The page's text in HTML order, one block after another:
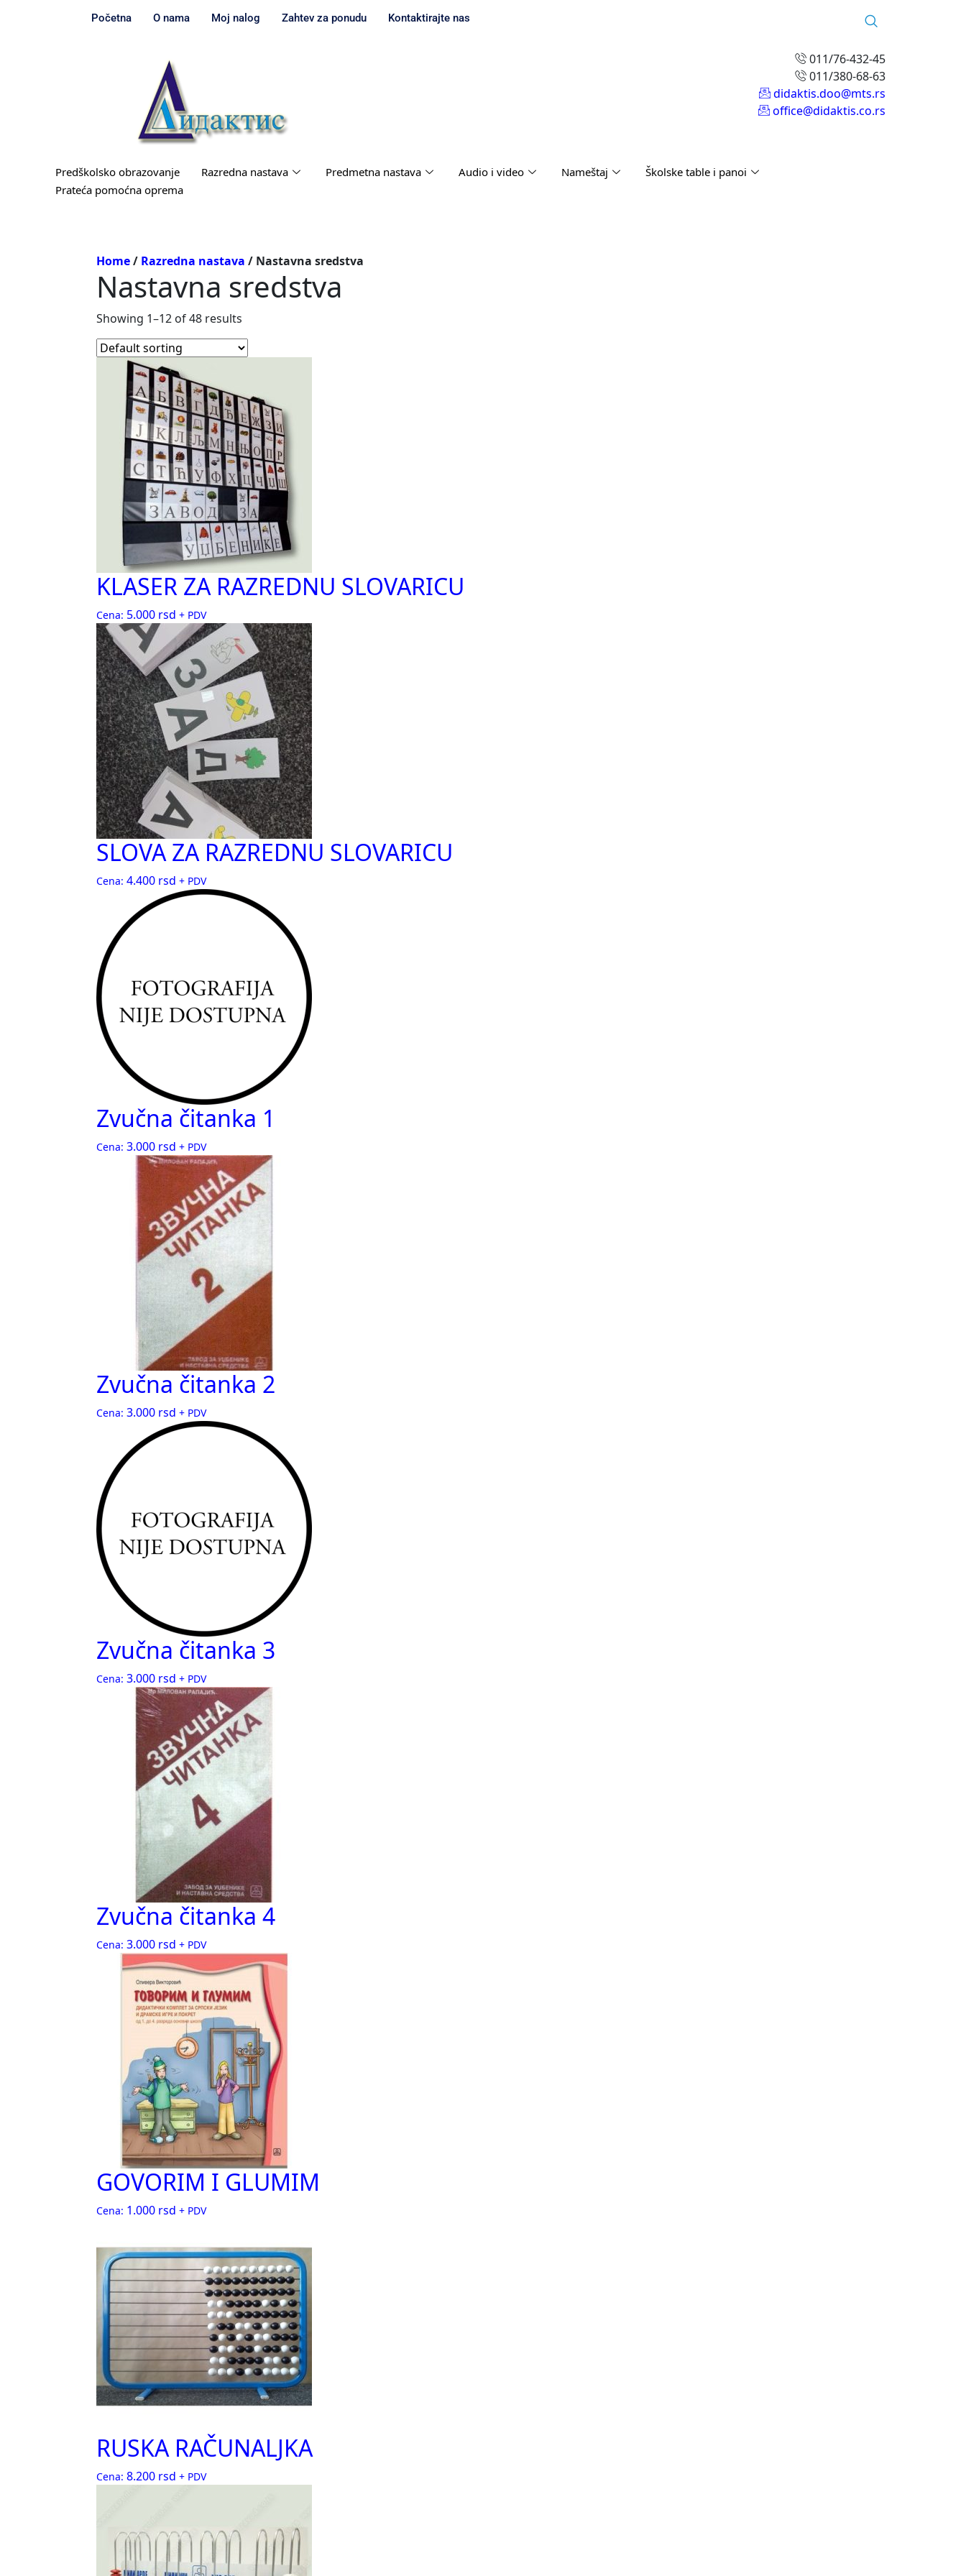
Početna O nama Moj nalog Zahtev za ponudu Kontaktirajte nas
011/76-432-45
011/380-68-63
didaktis.doo@mts.rs
office@didaktis.co.rs
Predškolsko obrazovanje Razredna nastava Predmetna nastava Audio i video Nameštaj
Školske table i panoi
Prateća pomoćna oprema
Home/ Razredna nastava / Nastavna sredstva
Nastavna sredstva
Showing 1–12 of 48 results
KLASER ZA RAZREDNU SLOVARICU
Cena: 5.000 rsd + PDV
SLOVA ZA RAZREDNU SLOVARICU
Cena: 4.400 rsd + PDV
Zvučna čitanka 1
Cena: 3.000 rsd + PDV
Zvučna čitanka 2
Cena: 3.000 rsd + PDV
Zvučna čitanka 3
Cena: 3.000 rsd + PDV
Zvučna čitanka 4
Cena: 3.000 rsd + PDV
GOVORIM I GLUMIM
Cena: 1.000 rsd + PDV
RUSKA RAČUNALJKA
Cena: 8.200 rsd + PDV